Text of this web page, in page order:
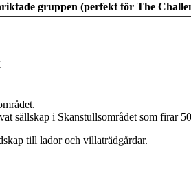
gruppen (perfekt för The
sällskap i Skanstullsområdet som firar
till lador och villaträdgårdar.